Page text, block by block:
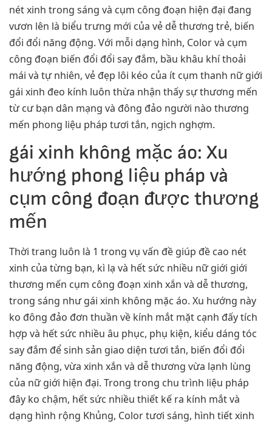
nét xinh trong sáng và cụm công đoạn hiện đại đang
vươn lên là biểu trưng mới của vẻ dễ thương trẻ, biến
đổi đổi năng động. Với mỗi dạng hình, Color và cụm
công đoạn biến đổi đổi say đắm, bầu khâu khí thoải
mái và tự nhiên, vẻ đẹp lôi kéo của ít cụm thanh nữ giới
gái xinh đeo kính luôn thừa nhận thấy sự thương mến
từ cư bạn dân mạng và đông đảo người nào thương
mến phong liệu pháp tươi tắn, ngịch nghợm.
gái xinh không mặc áo: Xu
hướng phong liệu pháp và
cụm công đoạn được thương
mến
Thời trang luôn là 1 trong vụ vấn đề giúp đề cao nét
xinh của từng bạn, kì lạ và hết sức nhiều nữ giới giới
thương mến cụm công đoạn xinh xắn và dễ thương,
trong sáng như gái xinh không mặc áo. Xu hướng này
ko đông đảo đơn thuần về kính mắt mặt cạnh đấy tích
hợp và hết sức nhiều âu phục, phụ kiện, kiểu dáng tóc
say đắm để sinh sản giao diện tươi tắn, biến đổi đổi
năng động, vừa xinh xắn và dễ thương vừa lạnh lùng
của nữ giới hiện đại. Trong trong chu trình liệu pháp
đây ko chậm, hết sức nhiều thiết kế ra kính mắt và
dạng hình rộng Khủng, Color tươi sáng, hình tiết xinh